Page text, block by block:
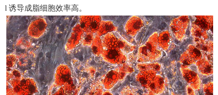
l 诱导成脂细胞效率高。